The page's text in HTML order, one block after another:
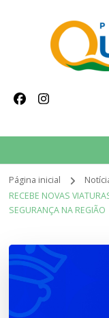
Página inicial
RECEBE NOVAS
SEGURANÇA NA REGIÃO